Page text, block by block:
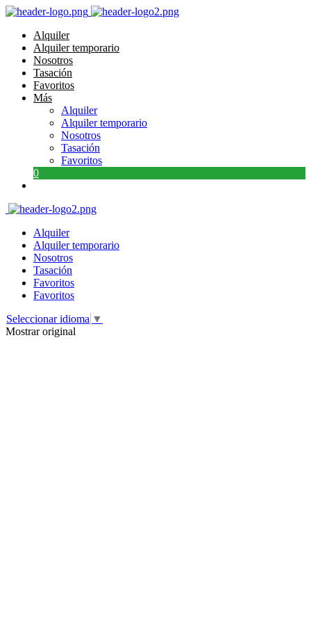
Alquiler
Alquiler temporario
Nosotros
Tasación
Favoritos
Más
Alquiler
Alquiler temporario
Nosotros
Tasación
Favoritos
0
Alquiler
Alquiler temporario
Nosotros
Tasación
Favoritos
Favoritos
Seleccionar idioma ▼
Mostrar original